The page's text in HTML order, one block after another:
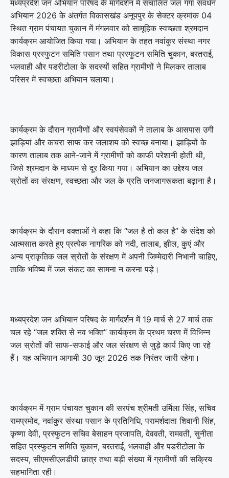
मध्यप्रदेश जन अभियान परिषद के मार्गदर्शन में संचालित जल गंगा संवर्धन
अभियान 2026 के अंतर्गत विकासखंड अनूपपुर के सेक्टर क्रमांक 04
स्थित ग्राम पंचायत चुकान में मंगलवार को सामूहिक स्वच्छता श्रमदान
कार्यक्रम आयोजित किया गया। अभियान के तहत नवांकुर संस्था नगर
विकास प्रस्फुटन समिति पसान तथा प्रस्फुटन समिति चुकान, बरतराई,
भलवाही और पडरीटोला के सदस्यों सहित ग्रामीणों ने मिलकर तालाब
परिसर में स्वच्छता अभियान चलाया।
कार्यक्रम के दौरान ग्रामीणों और स्वयंसेवकों ने तालाब के आसपास उगी
झाड़ियां और कचरा साफ कर जलाशय को स्वच्छ बनाया। झाड़ियों के
कारण तालाब तक आने-जाने में ग्रामीणों को काफी परेशानी होती थी,
जिसे श्रमदान के माध्यम से दूर किया गया। अभियान का उद्देश्य जल
स्रोतों का संरक्षण, स्वच्छता और जल के प्रति जनजागरूकता बढ़ाना है।
कार्यक्रम के दौरान वक्ताओं ने कहा कि “जल है तो कल है” के संदेश को
आत्मसात करते हुए प्रत्येक नागरिक को नदी, तालाब, झील, कुएं और
अन्य प्राकृतिक जल स्रोतों के संरक्षण में अपनी जिम्मेदारी निभानी चाहिए,
ताकि भविष्य में जल संकट का सामना न करना पड़े।
मध्यप्रदेश जन अभियान परिषद के मार्गदर्शन में 19 मार्च से 27 मार्च तक
चल रहे “जल शक्ति से नव भक्ति” कार्यक्रम के प्रथम चरण में विभिन्न
जल स्रोतों की साफ-सफाई और जल संरक्षण से जुड़े कार्य किए जा रहे
हैं। यह अभियान आगामी 30 जून 2026 तक निरंतर जारी रहेगा।
कार्यक्रम में ग्राम पंचायत चुकान की सरपंच श्रीमती उर्मिला सिंह, सचिव
रामप्रमोद, नवांकुर संस्था पसान के प्रतिनिधि, परामर्शदाता शिवानी सिंह,
कृष्णा देवी, प्रस्फुटन सचिव बेसाहन प्रजापति, देववती, रामवती, सुनीता
सहित प्रस्फुटन समिति चुकान, बरतराई, भलवाही और पडरीटोला के
सदस्य, सीएमसीएलडीपी छात्र तथा बड़ी संख्या में ग्रामीणों की सक्रिय
सहभागिता रही।